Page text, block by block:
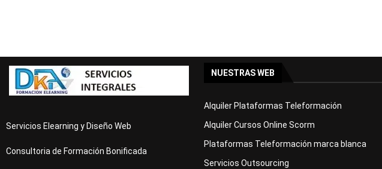
Servicios Elearning y Diseño Web
Consultoria de Formación Bonificada
NUESTRAS WEB
Alquiler Plataformas Teleformación
Alquiler Cursos Online Scorm
Plataformas Teleformación marca blanca
Servicios Outsourcing